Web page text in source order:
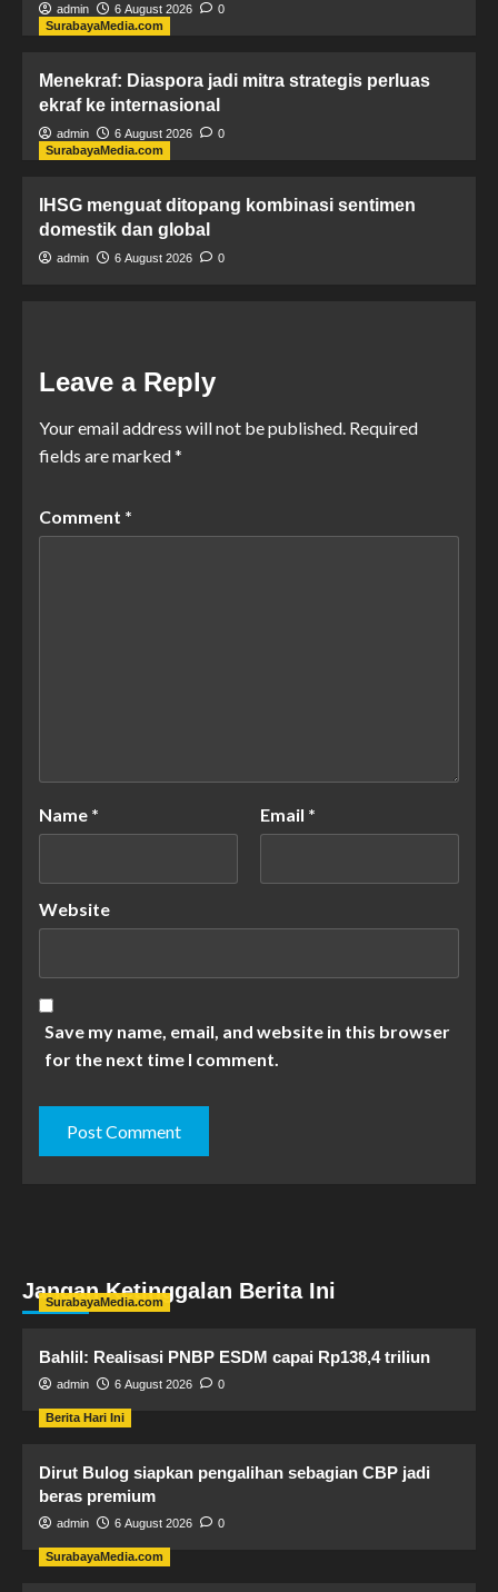
admin 6 August 2026
0
SurabayaMedia.com
Menekraf: Diaspora jadi mitra strategis perluas
ekraf ke internasional
admin 6 August 2026
0
SurabayaMedia.com
IHSG menguat ditopang kombinasi sentimen
domestik dan global
admin 6 August 2026 0
Leave a Reply
Your email address will not be published. Required
fields are marked*
Comment *
Name * Email *
Website
Save my name, email, and website in this browser
for the next time I comment.
Jangan Ketinggalan Berita Ini
SurabayaMedia.com
Bahlil: Realisasi PNBP ESDM capai Rp138,4 triliun
admin 6 August 2026 0
Berita Hari Ini
Dirut Bulog siapkan pengalihan sebagian CBP jadi
beras premium
admin 6 August 2026 0
SurabayaMedia.com